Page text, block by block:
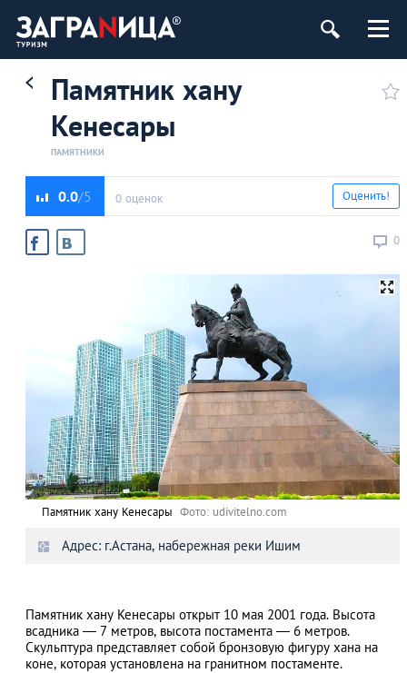
Памятник хану
Кенесары
ПАМЯТНИКИ
0.0 0 оценок
0
Оценить!
Памятник хану Кенесары Фото: udivitelno.com
Адрес: г.Астана, набережная реки Ишим
Памятник хану Кенесары открыт 10 мая 2001 года. Высота
всадника — 7 метров, высота постамента — 6 метров.
Скульптура представляет собой бронзовую фигуру хана на
коне, которая установлена на гранитном постаменте.